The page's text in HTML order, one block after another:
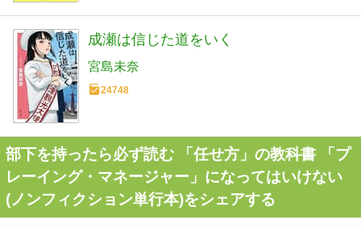
成瀬は信じた道をいく
宮島未奈
24748
部下を持ったら必ず読む 「任せ方」の教科書 「プ
レーイング・マネージャー」になってはいけない
(ノンフィクション単行本)をシェアする